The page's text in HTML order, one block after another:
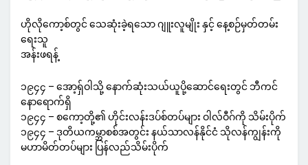
ဟိုလိုကော့စ်တွင် သေဆုံးခဲ့ရသော ဂျူးလူမျိုး နှင့် နေ့စဉ်မှတ်တမ်း
ရေးသူ
အန်းဖရန့်
၁၉၄၄ – အော့ရှ်ဝါသို့ နောက်ဆုံးသယ်ယူပို့ဆောင်ရေးတွင် ဘီကင်
နောရောက်ရှိ
၁၉၄၄ – စကော့တို့၏ ဟိုင်းလန်းဒပ်စ်တပ်များ ဝါလ်ဝီဂ်ကို သိမ်းပိုက်
၁၉၄၄ – ဒုတိယကမ္ဘာစစ်အတွင်း နယ်သာလန်နိုင်ငံ သိုလန်ကျွန်းကို
မဟာမိတ်တပ်များ ပြန်လည်သိမ်းပိုက်